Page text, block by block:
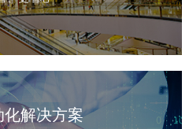
2 3
化解决方案